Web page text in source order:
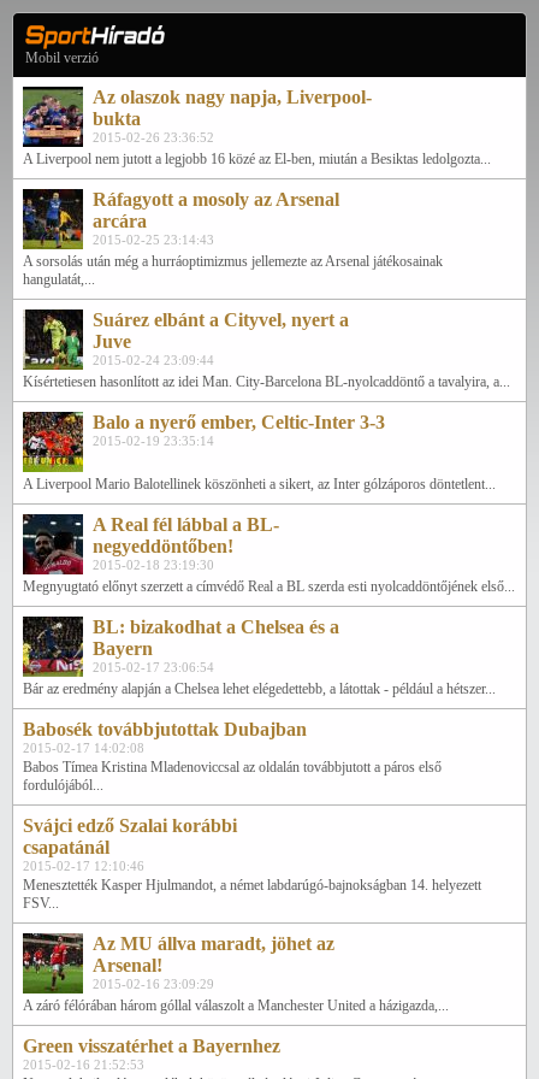
Mobil verzió
Az olaszok nagy napja, Liverpool-
bukta
2015-02-26 23:36:52
A Liverpool nem jutott a legjobb 16 közé az El-ben, miután a Besiktas ledolgozta...
Ráfagyott a mosoly az Arsenal
arcára
2015-02-25 23:14:43
A sorsolás után még a hurráoptimizmus jellemezte az Arsenal játékosainak
hangulatát,...
Suárez elbánt a Cityvel, nyert a
Juve
2015-02-24 23:09:44
Kísértetiesen hasonlított az idei Man. City-Barcelona BL-nyolcaddöntő a tavalyira, a...
Balo a nyerő ember, Celtic-Inter 3-3
2015-02-19 23:35:14
A Liverpool Mario Balotellinek köszönheti a sikert, az Inter gólzáporos döntetlent...
A Real fél lábbal a BL-
negyeddöntőben!
2015-02-18 23:19:30
Megnyugtató előnyt szerzett a címvédő Real a BL szerda esti nyolcaddöntőjének első...
BL: bizakodhat a Chelsea és a
Bayern
2015-02-17 23:06:54
Bár az eredmény alapján a Chelsea lehet elégedettebb, a látottak - például a hétszer...
Babosék továbbjutottak Dubajban
2015-02-17 14:02:08
Babos Tímea Kristina Mladenoviccsal az oldalán továbbjutott a páros első
fordulójából...
Svájci edző Szalai korábbi
csapatánál
2015-02-17 12:10:46
Menesztették Kasper Hjulmandot, a német labdarúgó-bajnokságban 14. helyezett
FSV...
Az MU állva maradt, jöhet az
Arsenal!
2015-02-16 23:09:29
A záró félórában három góllal válaszolt a Manchester United a házigazda,...
Green visszatérhet a Bayernhez
2015-02-16 21:52:53